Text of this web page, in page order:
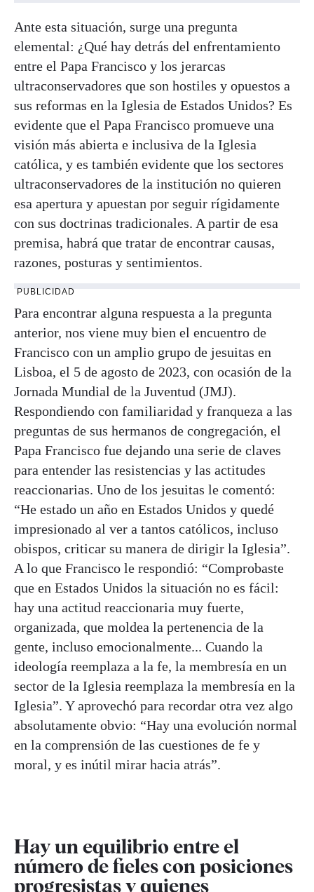
Ante esta situación, surge una pregunta
elemental: ¿Qué hay detrás del enfrentamiento
entre el Papa Francisco y los jerarcas
ultraconservadores que son hostiles y opuestos a
sus reformas en la Iglesia de Estados Unidos? Es
evidente que el Papa Francisco promueve una
visión más abierta e inclusiva de la Iglesia
católica, y es también evidente que los sectores
ultraconservadores de la institución no quieren
esa apertura y apuestan por seguir rígidamente
con sus doctrinas tradicionales. A partir de esa
premisa, habrá que tratar de encontrar causas,
razones, posturas y sentimientos.
PUBLICIDAD
Para encontrar alguna respuesta a la pregunta
anterior, nos viene muy bien el encuentro de
Francisco con un amplio grupo de jesuitas en
Lisboa, el 5 de agosto de 2023, con ocasión de la
Jornada Mundial de la Juventud (JMJ).
Respondiendo con familiaridad y franqueza a las
preguntas de sus hermanos de congregación, el
Papa Francisco fue dejando una serie de claves
para entender las resistencias y las actitudes
reaccionarias. Uno de los jesuitas le comentó:
“He estado un año en Estados Unidos y quedé
impresionado al ver a tantos católicos, incluso
obispos, criticar su manera de dirigir la Iglesia”.
A lo que Francisco le respondió: “Comprobaste
que en Estados Unidos la situación no es fácil:
hay una actitud reaccionaria muy fuerte,
organizada, que moldea la pertenencia de la
gente, incluso emocionalmente... Cuando la
ideología reemplaza a la fe, la membresía en un
sector de la Iglesia reemplaza la membresía en la
Iglesia”. Y aprovechó para recordar otra vez algo
absolutamente obvio: “Hay una evolución normal
en la comprensión de las cuestiones de fe y
moral, y es inútil mirar hacia atrás”.
Hay un equilibrio entre el
número de fieles con posiciones
progresistas y quienes